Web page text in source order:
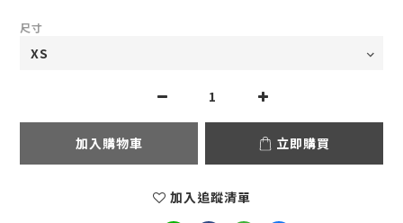
尺寸
加入購物車 立即購買
加入追蹤清單